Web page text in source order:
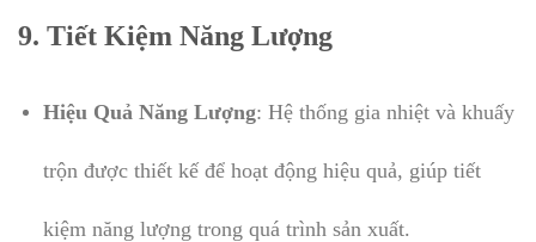
9. Tiết Kiệm Năng Lượng
Hiệu Quả Năng Lượng: Hệ thống gia nhiệt và khuấy
trộn được thiết kế để hoạt động hiệu quả, giúp tiết
kiệm năng lượng trong quá trình sản xuất.